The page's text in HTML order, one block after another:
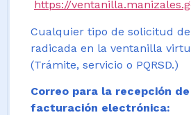
https://
Cualquier tipo de solicitud
radicada en la ventanilla
(Trámite, servicio o PQRSD.)
Correo para la recepción de
facturación electrónica: